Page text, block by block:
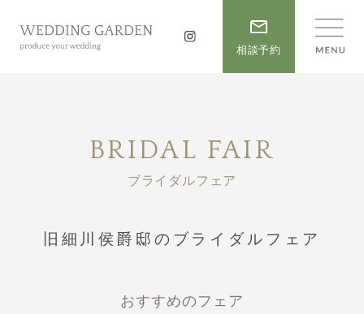
相談予約
BRIDAL FAIR
ブライダルフェア
旧細川侯爵邸のブライダルフェア
おすすめのフェア